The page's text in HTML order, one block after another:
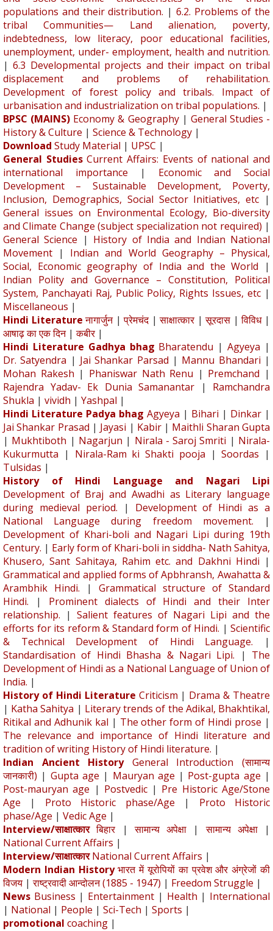
populations and their distribution. | 6.2. Problems of the
tribal Communities— Land alienation, poverty,
indebtedness, low literacy, poor educational facilities,
unemployment, under- employment, health and nutrition.
|6.3 Developmental projects and their impact on tribal
displacement and problems of rehabilitation.
Development of forest policy and tribals. Impact of
urbanisation and industrialization on tribal populations. |
BPSC (MAINS) Economy & Geography| General Studies -
History & Culture | Science & Technology |
Download Study Material | UPSC |
General Studies Current Affairs: Events of national and
international importance | Economic and Social
Development – Sustainable Development, Poverty,
Inclusion, Demographics, Social Sector Initiatives, etc |
General issues on Environmental Ecology, Bio-diversity
and Climate Change (subject specialization not required) |
General Science | History of India and Indian National
Movement | Indian and World Geography – Physical,
Social, Economic geography of India and the World |
Indian Polity and Governance – Constitution, Political
System, Panchayati Raj, Public Policy, Rights Issues, etc |
Miscellaneous |
Hindi Literature नागार्जुन|प्रेमचंद|साक्षात्कार|सूरदास |विविध|
आषाढ़ का एक दिन|कबीर|
Hindi Literature Gadhya bhag Bharatendu |Agyeya |
Dr. Satyendra | Jai Shankar Parsad | Mannu Bhandari |
Mohan Rakesh | Phaniswar Nath Renu | Premchand |
Rajendra Yadav- Ek Dunia Samanantar | Ramchandra
Shukla | vividh | Yashpal |
Hindi Literature Padya bhag Agyeya | Bihari | Dinkar |
Jai Shankar Prasad | Jayasi | Kabir| Maithli Sharan Gupta
| Mukhtiboth | Nagarjun | Nirala - Saroj Smriti | Nirala-
Kukurmutta | Nirala-Ram ki Shakti pooja |Soordas |
Tulsidas |
History of Hindi Language and Nagari Lipi
Development of Braj and Awadhi as Literary language
during medieval period. | Development of Hindi as a
National Language during freedom movement. |
Development of Khari-boli and Nagari Lipi during 19th
Century. | Early form of Khari-boli in siddha- Nath Sahitya,
Khusero, Sant Sahitaya, Rahim etc. and Dakhni Hindi |
Grammatical and applied forms of Apbhransh, Awahatta &
Arambhik Hindi. | Grammatical structure of Standard
Hindi. | Prominent dialects of Hindi and their Inter
relationship. | Salient features of Nagari Lipi and the
efforts for its reform & Standard form of Hindi. | Scientific
& Technical Development of Hindi Language. |
Standardisation of Hindi Bhasha & Nagari Lipi. | The
Development of Hindi as a National Language of Union of
India. |
History of Hindi Literature Criticism | Drama & Theatre
| Katha Sahitya | Literary trends of the Adikal, Bhakhtikal,
Ritikal and Adhunik kal | The other form of Hindi prose |
The relevance and importance of Hindi literature and
tradition of writing History of Hindi literature. |
Indian Ancient History
General Introduction (सामान्य
जानकारी) | Gupta age | Mauryan age | Post-gupta age |
Post-mauryan age | Postvedic| Pre Historic Age/Stone
Age | Proto Historic phase/Age | Proto Historic
phase/Age | Vedic Age |
Interview/साक्षात्कार बिहार |सामान्य अपेक्षा |सामान्य अपेक्षा
|
National Current Affairs |
Interview/साक्षात्कार National Current Affairs |
Modern Indian History भारत में यूरोपियों का प्रवेश और अंग्रेजों की
विजय |राष्ट्रवादी आन्दोलन (1885 - 1947) | Freedom Struggle |
News Business | Entertainment | Health | International
| National | People | Sci-Tech | Sports |
promotional coaching |